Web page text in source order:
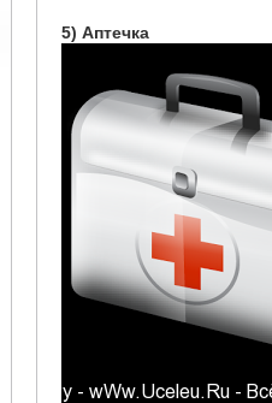
5) Аптечка